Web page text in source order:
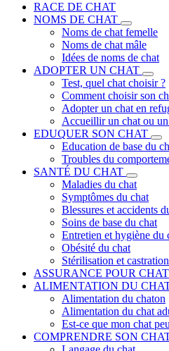
RACE DE CHAT
NOMS DE CHAT
Noms de chat femelle
Noms de chat mâle
Idées de noms de chat
ADOPTER UN CHAT
Test, quel chat choisir ?
Comment choisir son
Adopter un chat en
Accueillir un chat ou
EDUQUER SON CHAT
Education de base du
Troubles du
SANTÉ DU CHAT
Maladies du chat
Symptômes du chat
Blessures et accidents
Soins de base du chat
Entretien et hygiène du
Obésité du chat
Stérilisation et
ASSURANCE POUR CHAT
ALIMENTATION DU
Alimentation du chaton
Alimentation du chat
Est-ce que mon chat
COMPRENDRE SON